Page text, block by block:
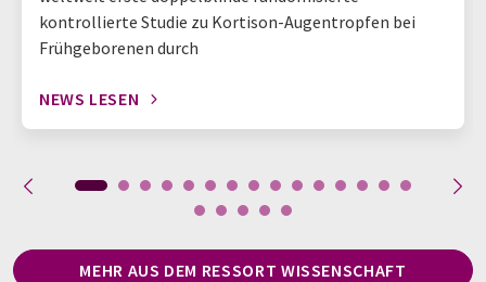
kontrollierte Studie zu Kortison-Augentropfen bei
Frühgeborenen durch
NEWS LESEN
MEHR AUS DEM RESSORT WISSENSCHAFT